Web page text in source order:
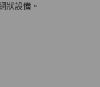
狀設備。